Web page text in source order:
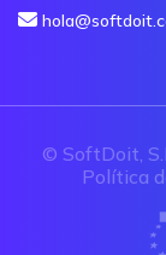
© SoftDoit,
Política